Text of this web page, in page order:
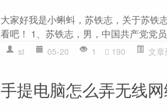
大家好我是小蝌蚪，苏铁志，关于苏铁
看吧！ 1、苏铁志，男，中国共产党党
st 05-20 1 190 文章
手提电脑怎么弄无线